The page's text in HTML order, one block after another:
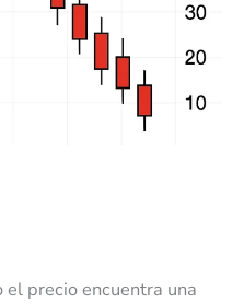
precio encuentra una